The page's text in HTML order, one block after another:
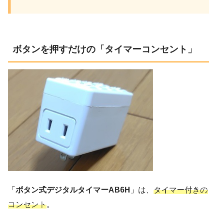
ボタンを押すだけの「タイマーコンセント」
「 ボタン式デジタルタイマーAB6H 」は、 タイマー付きの
コンセント。